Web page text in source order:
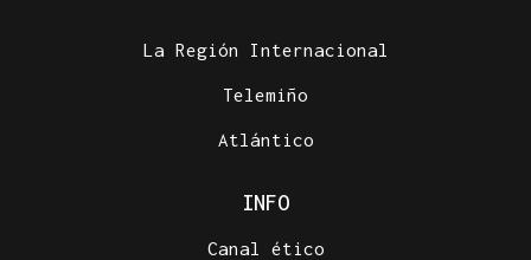
La Región Internacional
Telemiño
Atlántico
INFO
Canal ético